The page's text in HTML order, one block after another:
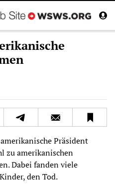
Präsident
zu amerikanischen
Dabei fanden viele
den Tod.